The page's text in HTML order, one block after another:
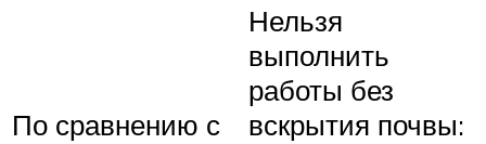
По сравнению с
Нельзя
выполнить
работы без
вскрытия почвы: